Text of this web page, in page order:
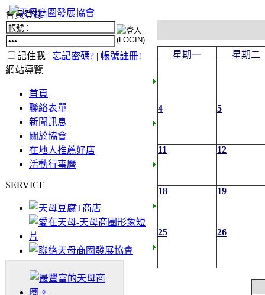
會員登錄
記住我 | 忘記密碼? | 帳號註冊!
網站導覽
首頁
聯絡表單
新聞訊息
關於協會
在地人推薦好店
活動行事曆
SERVICE
星期一 星期二
4 5
11 12
18 19
25 26